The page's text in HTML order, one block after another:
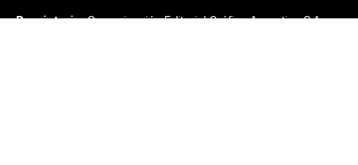
Propietario:Comunicación Editorial Gráfica Argentina S.A.